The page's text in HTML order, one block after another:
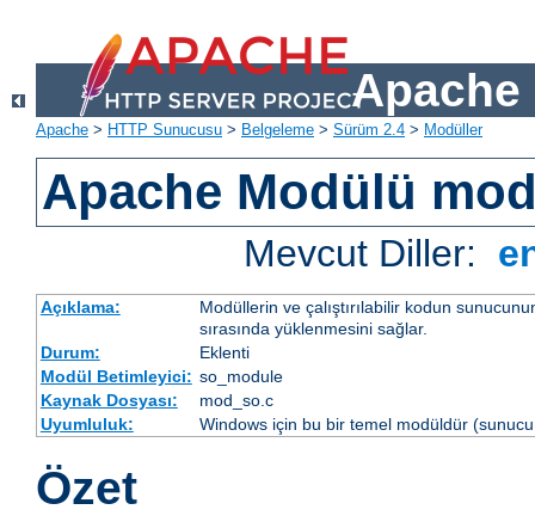
Apache
Apache > HTTP Sunucusu > Belgeleme > Sürüm 2.4 > Modüller
Apache Modülü
Mevcut Diller:
Açıklama:
Modüllerin ve çalıştırılabilir kodun
sırasında yüklenmesini sağlar.
Durum:
Eklenti
Modül Betimleyici: so_module
Kaynak Dosyası:
mod_so.c
Uyumluluk:
Windows için bu bir temel modüldür
Özet